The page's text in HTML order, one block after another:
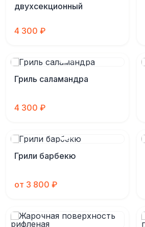
двухсекционный
4 300 ₽
Гриль саламандра
4 300 ₽
Грили барбекю
от 3 800 ₽